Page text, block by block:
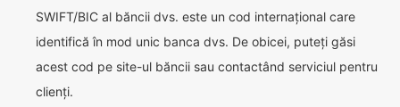
SWIFT/BIC al băncii dvs. este un cod internațional care
identifică în mod unic banca dvs. De obicei, puteți găsi
acest cod pe site-ul băncii sau contactând serviciul pentru
clienți.